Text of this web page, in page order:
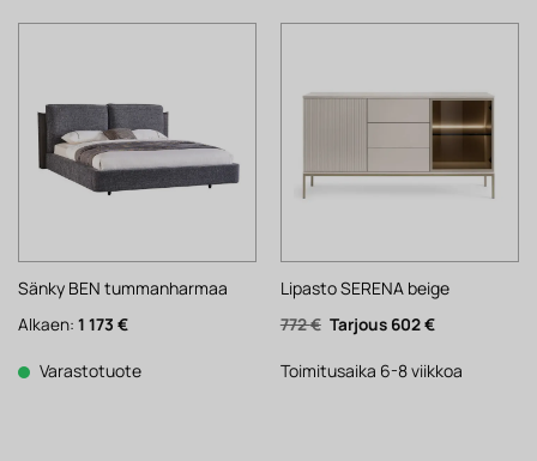
Sänky BEN tummanharmaa
Alkaen: 1 173 €
Varastotuote
Lipasto SERENA beige
772€ Alkuperäinen
hinta
772 €.
602€Nykyinen
602 €.
Toimitusaika 6-8 viikkoa